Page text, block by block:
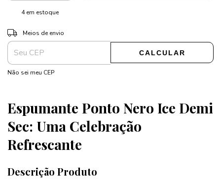
4em estoque
Entregas para o CEP:
Meios de envio
CALCULAR
Não sei meu CEP
Espumante Ponto Nero Ice Demi
Sec: Uma Celebração
Refrescante
Descrição Produto